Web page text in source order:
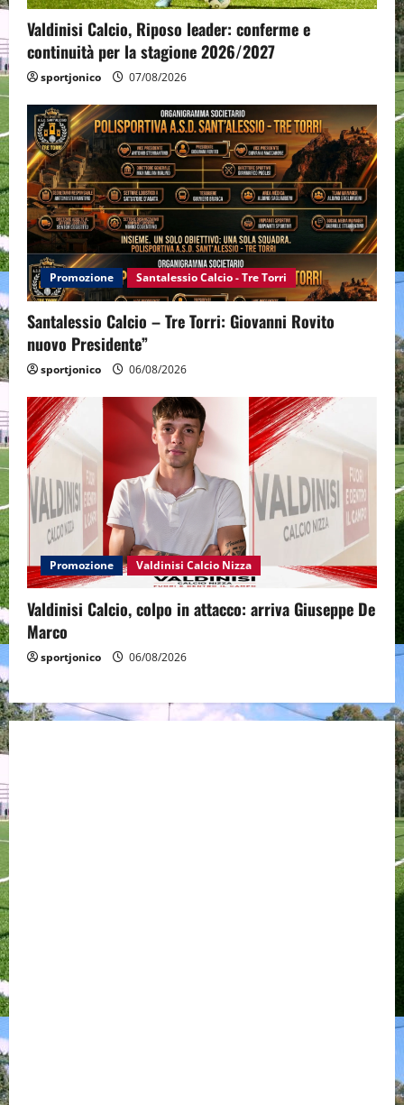
Valdinisi Calcio, Riposo leader: conferme e
continuità per la stagione 2026/2027
sportjonico 07/08/2026
Promozione Santalessio Calcio - Tre Torri
Santalessio Calcio – Tre Torri: Giovanni Rovito
nuovo Presidente”
sportjonico 06/08/2026
Promozione Valdinisi Calcio Nizza
Valdinisi Calcio, colpo in attacco: arriva Giuseppe De
Marco
sportjonico 06/08/2026